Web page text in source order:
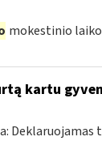
mokestinio
kartu